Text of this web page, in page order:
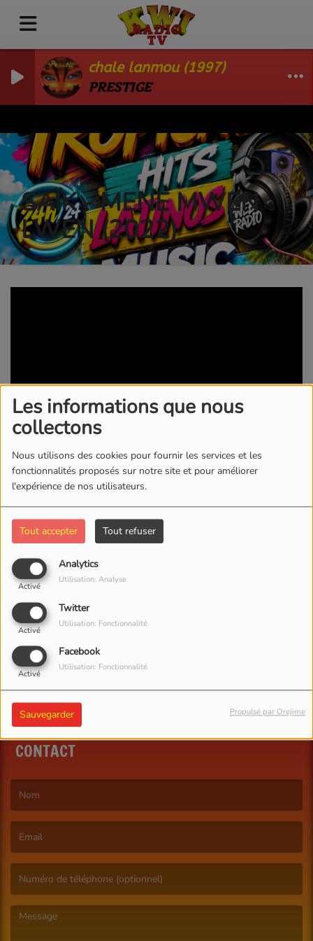
Les informations que nous
collectons
Nous utilisons des cookies pour fournir les services et les
fonctionnalités proposés sur notre site et pour améliorer
l'expérience de nos utilisateurs.
Tout accepter Tout refuser
Analytics
Activé
Utilisation: Analyse
Twitter
Activé
Utilisation: Fonctionnalité
Facebook
Activé
Utilisation: Fonctionnalité
Sauvegarder Propulsé par Orejime
chale lanmou (1997)
PRESTIGE
SAÏK - MENE MWEN
LWEN (2022)
19 AOÛT 2022 - 1895 VUES
KWI RADIO/TV
Commentaires(0)
SE CONNECTER
CONTACT